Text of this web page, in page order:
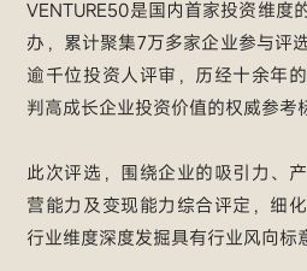
VENTURE50是国内首家投资维度
办，累计聚集7万多家企业参与评
逾千位投资人评审，历经十余年
判高成长企业投资价值的权威参考
此次评选，围绕企业的吸引力、
营能力及变现能力综合评定，细
行业维度深度发掘具有行业风向标